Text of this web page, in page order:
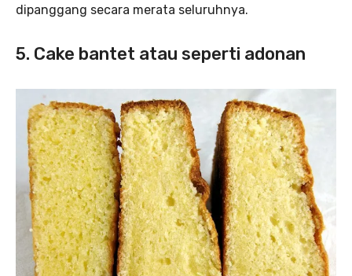
dipanggang secara merata seluruhnya.
5. Cake bantet atau seperti adonan